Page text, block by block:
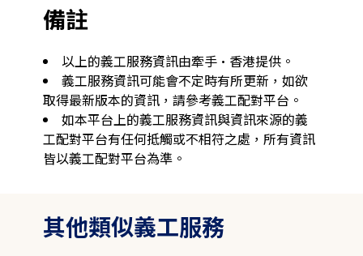
備註
以上的義工服務資訊由牽手·香港提供。
義工服務資訊可能會不定時有所更新，如欲
取得最新版本的資訊，請參考義工配對平台。
如本平台上的義工服務資訊與資訊來源的義
工配對平台有任何抵觸或不相符之處，所有資訊
皆以義工配對平台為準。
其他類似義工服務